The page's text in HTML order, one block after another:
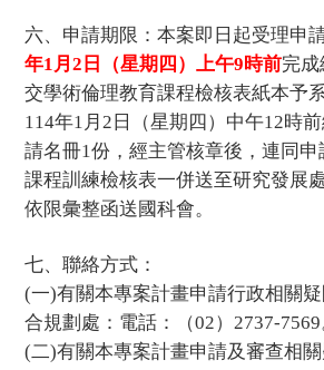
六、申請期限：本案即日起受理申
年1月2日（星期四）上午9時前完
交學術倫理教育課程檢核表紙本予
114年1月2日（星期四）中午12時
請名冊1份，經主管核章後，連同
課程訓練檢核表一併送至研究發展
依限彙整函送國科會。
七、聯絡方式：
(一)有關本專案計畫申請行政相關
合規劃處：電話：（02）2737-7569
(二)有關本專案計畫申請及審查相